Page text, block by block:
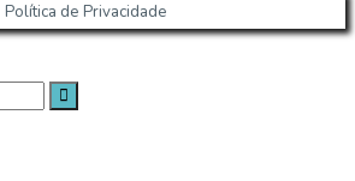
Política de Privacidade